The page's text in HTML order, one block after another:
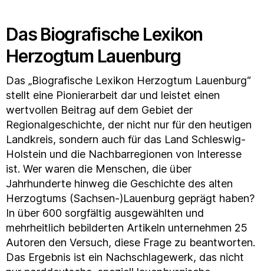
Das Biografische Lexikon
Herzogtum Lauenburg
Das „Biografische Lexikon Herzogtum Lauenburg“
stellt eine Pionierarbeit dar und leistet einen
wertvollen Beitrag auf dem Gebiet der
Regionalgeschichte, der nicht nur für den heutigen
Landkreis, sondern auch für das Land Schleswig-
Holstein und die Nachbarregionen von Interesse
ist. Wer waren die Menschen, die über
Jahrhunderte hinweg die Geschichte des alten
Herzogtums (Sachsen-)Lauenburg geprägt haben?
In über 600 sorgfältig ausgewählten und
mehrheitlich bebilderten Artikeln unternehmen 25
Autoren den Versuch, diese Frage zu beantworten.
Das Ergebnis ist ein Nachschlagewerk, das nicht